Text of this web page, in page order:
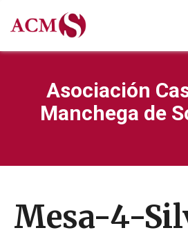
Asociación
Manchega de
Mesa-4-